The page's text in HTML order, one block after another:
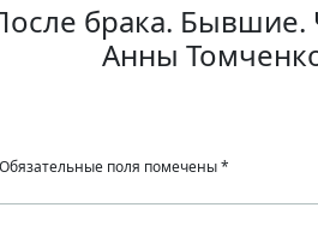
брака.
Анны
Обязательные поля помечены*